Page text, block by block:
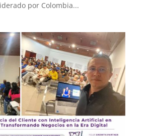
por Colombia...